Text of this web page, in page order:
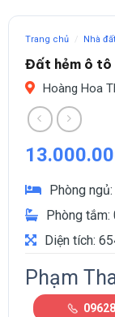
Trang chủ / Nhà
Đất hẻm ô tô
Hoàng Hoa
Phòng
Phòng tắm:
Diện tích:
Phạm